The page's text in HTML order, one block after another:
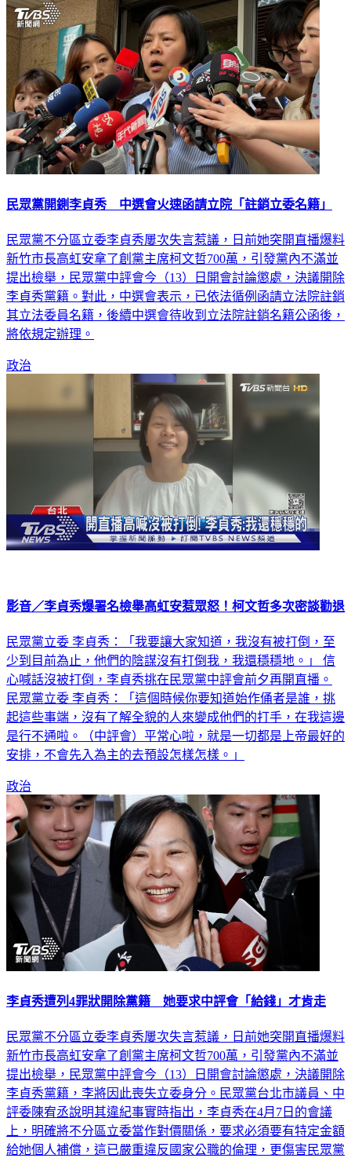
民眾黨開鍘李貞秀 中選會火速函請立院「註銷立委名籍」
民眾黨不分區立委李貞秀屢次失言惹議，日前她突開直播爆料
新竹市長高虹安拿了創黨主席柯文哲700萬，引發黨內不滿並
提出檢舉，民眾黨中評會今（13）日開會討論懲處，決議開除
李貞秀黨籍。對此，中選會表示，已依法循例函請立法院註銷
其立法委員名籍，後續中選會待收到立法院註銷名籍公函後，
將依規定辦理。
政治
影音／李貞秀爆署名檢舉高虹安惹眾怒！柯文哲多次密談勸退
民眾黨立委 李貞秀：「我要讓大家知道，我沒有被打倒，至
少到目前為止，他們的陰謀沒有打倒我，我還穩穩地。」 信
心喊話沒被打倒，李貞秀挑在民眾黨中評會前夕再開直播。
民眾黨立委 李貞秀：「這個時候你要知道始作俑者是誰，挑
起這些事端，沒有了解全貌的人來變成他們的打手，在我這邊
是行不通啦。（中評會）平常心啦，就是一切都是上帝最好的
安排，不會先入為主的去預設怎樣怎樣。」
政治
李貞秀遭列4罪狀開除黨籍 她要求中評會「給錢」才肯走
民眾黨不分區立委李貞秀屢次失言惹議，日前她突開直播爆料
新竹市長高虹安拿了創黨主席柯文哲700萬，引發黨內不滿並
提出檢舉，民眾黨中評會今（13）日開會討論懲處，決議開除
李貞秀黨籍，李將因此喪失立委身分。民眾黨台北市議員、中
評委陳宥丞說明其違紀事實時指出，李貞秀在4月7日的會議
上，明確將不分區立委當作對價關係，要求必須要有特定金額
給她個人補償，這已嚴重違反國家公職的倫理，更傷害民眾黨